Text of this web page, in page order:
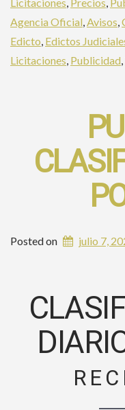
Agencia Oficial,Avisos,
Edicto, Edictos
Licitaciones, Publicidad,
Posted on julio 7,